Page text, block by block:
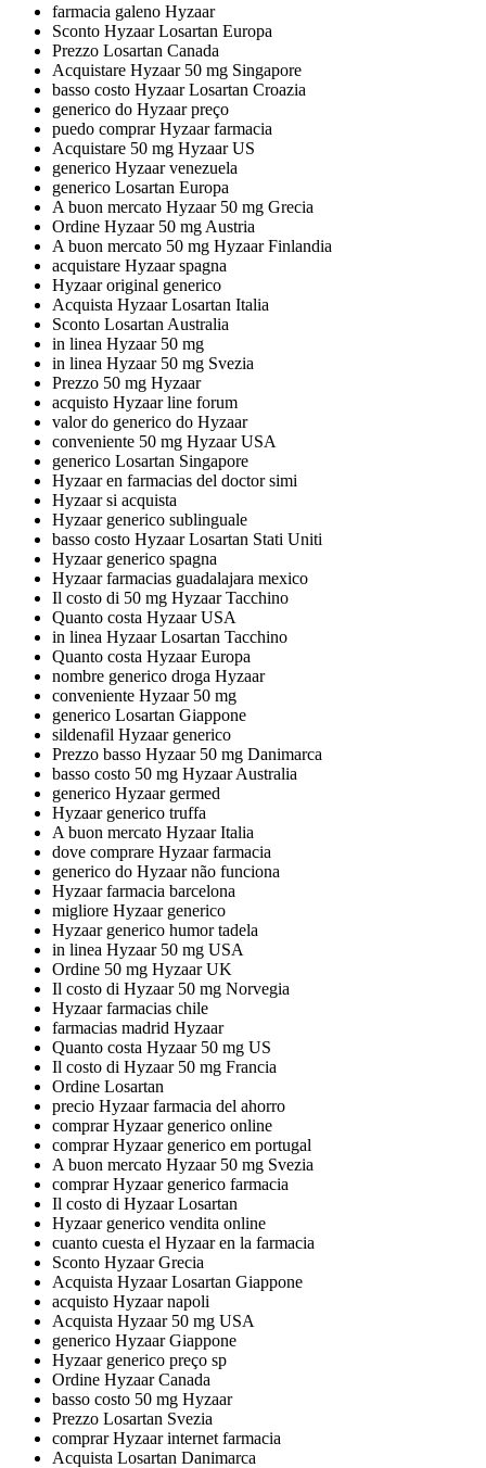
farmacia galeno Hyzaar
Sconto Hyzaar Losartan Europa
Prezzo Losartan Canada
Acquistare Hyzaar 50 mg Singapore
basso costo Hyzaar Losartan Croazia
generico do Hyzaar preço
puedo comprar Hyzaar farmacia
Acquistare 50 mg Hyzaar US
generico Hyzaar venezuela
generico Losartan Europa
A buon mercato Hyzaar 50 mg Grecia
Ordine Hyzaar 50 mg Austria
A buon mercato 50 mg Hyzaar Finlandia
acquistare Hyzaar spagna
Hyzaar original generico
Acquista Hyzaar Losartan Italia
Sconto Losartan Australia
in linea Hyzaar 50 mg
in linea Hyzaar 50 mg Svezia
Prezzo 50 mg Hyzaar
acquisto Hyzaar line forum
valor do generico do Hyzaar
conveniente 50 mg Hyzaar USA
generico Losartan Singapore
Hyzaar en farmacias del doctor simi
Hyzaar si acquista
Hyzaar generico sublinguale
basso costo Hyzaar Losartan Stati Uniti
Hyzaar generico spagna
Hyzaar farmacias guadalajara mexico
Il costo di 50 mg Hyzaar Tacchino
Quanto costa Hyzaar USA
in linea Hyzaar Losartan Tacchino
Quanto costa Hyzaar Europa
nombre generico droga Hyzaar
conveniente Hyzaar 50 mg
generico Losartan Giappone
sildenafil Hyzaar generico
Prezzo basso Hyzaar 50 mg Danimarca
basso costo 50 mg Hyzaar Australia
generico Hyzaar germed
Hyzaar generico truffa
A buon mercato Hyzaar Italia
dove comprare Hyzaar farmacia
generico do Hyzaar não funciona
Hyzaar farmacia barcelona
migliore Hyzaar generico
Hyzaar generico humor tadela
in linea Hyzaar 50 mg USA
Ordine 50 mg Hyzaar UK
Il costo di Hyzaar 50 mg Norvegia
Hyzaar farmacias chile
farmacias madrid Hyzaar
Quanto costa Hyzaar 50 mg US
Il costo di Hyzaar 50 mg Francia
Ordine Losartan
precio Hyzaar farmacia del ahorro
comprar Hyzaar generico online
comprar Hyzaar generico em portugal
A buon mercato Hyzaar 50 mg Svezia
comprar Hyzaar generico farmacia
Il costo di Hyzaar Losartan
Hyzaar generico vendita online
cuanto cuesta el Hyzaar en la farmacia
Sconto Hyzaar Grecia
Acquista Hyzaar Losartan Giappone
acquisto Hyzaar napoli
Acquista Hyzaar 50 mg USA
generico Hyzaar Giappone
Hyzaar generico preço sp
Ordine Hyzaar Canada
basso costo 50 mg Hyzaar
Prezzo Losartan Svezia
comprar Hyzaar internet farmacia
Acquista Losartan Danimarca